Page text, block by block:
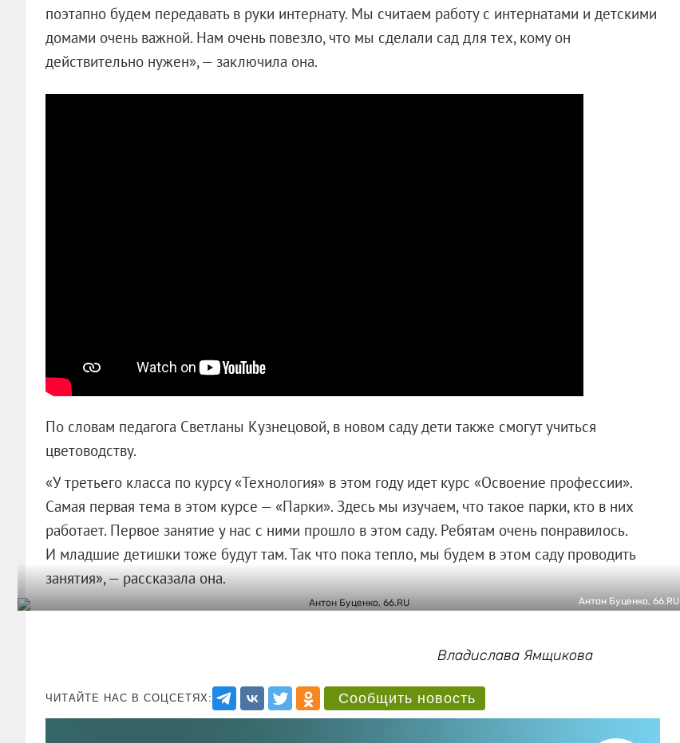
поэтапно будем передавать в руки интернату. Мы считаем работу с интернатами и детскими
домами очень важной. Нам очень повезло, что мы сделали сад для тех, кому он
действительно нужен», — заключила она.
По словам педагога Светланы Кузнецовой, в новом саду дети также смогут учиться
цветоводству.
«У третьего класса по курсу «Технология» в этом году идет курс «Освоение профессии».
Самая первая тема в этом курсе — «Парки». Здесь мы изучаем, что такое парки, кто в них
работает. Первое занятие у нас с ними прошло в этом саду. Ребятам очень понравилось.
И младшие детишки тоже будут там. Так что пока тепло, мы будем в этом саду проводить
занятия», — рассказала она.
Антон Буценко, 66.RU
Владислава Ямщикова
ЧИТАЙТЕ НАС В СОЦСЕТЯХ: Сообщить новость